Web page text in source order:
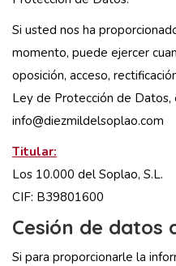
Si usted nos ha
momento, puede ejercer
oposición, acceso,
Ley de Protección de Datos,
info@diezmildelsoplao.com
Titular:
Los 10.000 del Soplao, S.L.
CIF: B39801600
Cesión de datos
Si para proporcionarle la